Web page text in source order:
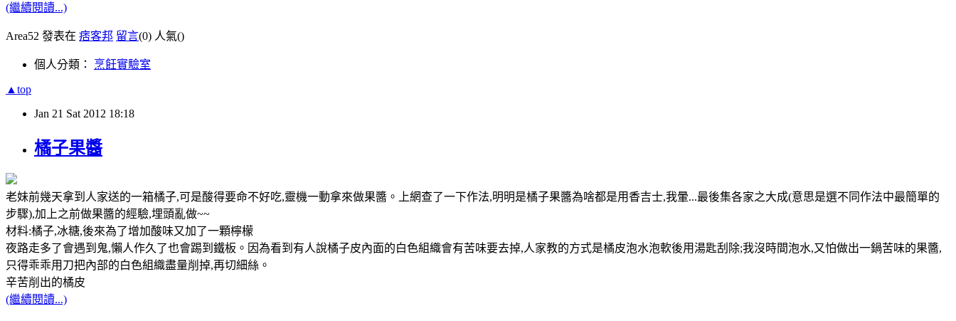
(繼續閱讀...)
Area52 發表在 痞客邦 留言(0) 人氣()
個人分類： 烹飪實驗室
▲top
Jan 21 Sat 2012 18:18
橘子果醬
老妹前幾天拿到人家送的一箱橘子,可是酸得要命不好吃,靈機一動拿來做果醬。上網查了一下作法,明明是橘子果醬為啥都是用香吉士,我暈...最後集各家之大成(意思是選不同作法中最簡單的
步驟),加上之前做果醬的經驗,埋頭亂做~~
材料:橘子,冰糖,後來為了增加酸味又加了一顆檸檬
夜路走多了會遇到鬼,懶人作久了也會踢到鐵板。因為看到有人說橘子皮內面的白色組織會有苦味要去掉,人家教的方式是橘皮泡水泡軟後用湯匙刮除;我沒時間泡水,又怕做出一鍋苦味的果醬,
只得乖乖用刀把內部的白色組織盡量削掉,再切細絲。
辛苦削出的橘皮
(繼續閱讀...)